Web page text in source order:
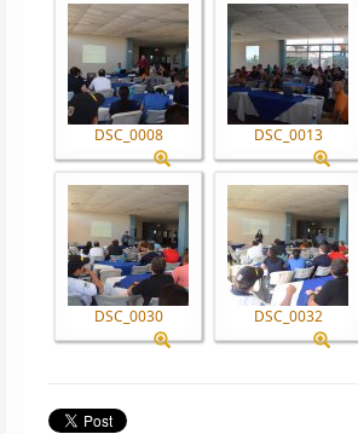
DSC_0008 DSC_0013
DSC_0030 DSC_0032